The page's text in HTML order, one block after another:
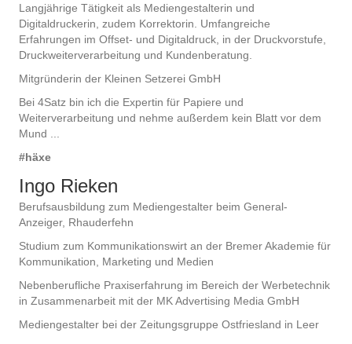
Langjährige Tätigkeit als Mediengestalterin und
Digitaldruckerin, zudem Korrektorin. Umfangreiche
Erfahrungen im Offset- und Digitaldruck, in der Druckvorstufe,
Druckweiterverarbeitung und Kundenberatung.
Mitgründerin der Kleinen Setzerei GmbH
Bei 4Satz bin ich die Expertin für Papiere und
Weiterverarbeitung und nehme außerdem kein Blatt vor dem
Mund ...
#häxe
Ingo Rieken
Berufsausbildung zum Mediengestalter beim General-
Anzeiger, Rhauderfehn
Studium zum Kommunikationswirt an der Bremer Akademie für
Kommunikation, Marketing und Medien
Nebenberufliche Praxiserfahrung im Bereich der Werbetechnik
in Zusammenarbeit mit der MK Advertising Media GmbH
Mediengestalter bei der Zeitungsgruppe Ostfriesland in Leer